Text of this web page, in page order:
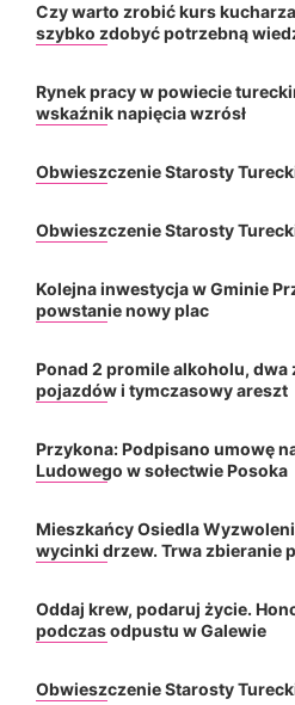
Czy warto zrobić kurs
szybko zdobyć potrzebną
Rynek pracy w powiecie
wskaźnik napięcia wzrósł
Obwieszczenie Starosty
Obwieszczenie Starosty
Kolejna inwestycja w Gminie
powstanie nowy plac
Ponad 2 promile alkoholu, dwa
pojazdów i tymczasowy areszt
Przykona: Podpisano umowę
Ludowego w sołectwie Posoka
Mieszkańcy Osiedla
wycinki drzew. Trwa zbieranie
Oddaj krew, podaruj życie.
podczas odpustu w Galewie
Obwieszczenie Starosty